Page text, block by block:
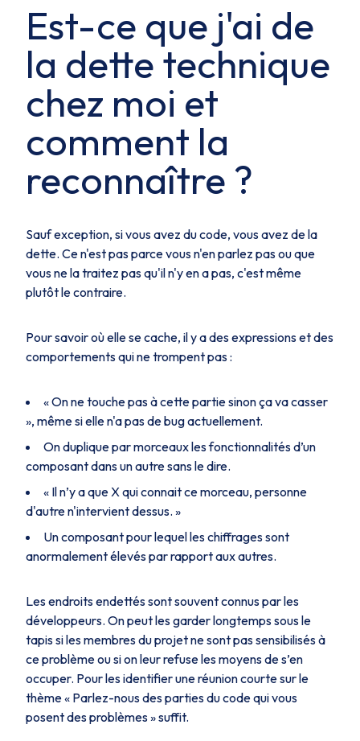
Est-ce que j'ai de
la dette technique
chez moi et
comment la
reconnaître ?
Sauf exception, si vous avez du code, vous avez de la
dette. Ce n'est pas parce vous n'en parlez pas ou que
vous ne la traitez pas qu'il n'y en a pas, c'est même
plutôt le contraire.
Pour savoir où elle se cache, il y a des expressions et des
comportements qui ne trompent pas :
« On ne touche pas à cette partie sinon ça va casser
», même si elle n'a pas de bug actuellement.
On duplique par morceaux les fonctionnalités d’un
composant dans un autre sans le dire.
« Il n’y a que X qui connait ce morceau, personne
d'autre n'intervient dessus. »
Un composant pour lequel les chiffrages sont
anormalement élevés par rapport aux autres.
Les endroits endettés sont souvent connus par les
développeurs. On peut les garder longtemps sous le
tapis si les membres du projet ne sont pas sensibilisés à
ce problème ou si on leur refuse les moyens de s’en
occuper. Pour les identifier une réunion courte sur le
thème « Parlez-nous des parties du code qui vous
posent des problèmes » suffit.